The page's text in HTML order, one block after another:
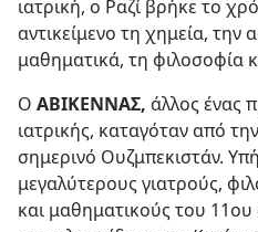
ιατρική, ο Ραζί βρήκε το
αντικείμενο τη χημεία, την
μαθηματικά, τη φιλοσοφία
Ο ΑΒΙΚΕΝΝΑΣ, άλλος ένας
ιατρικής, καταγόταν από
σημερινό Ουζμπεκιστάν.
μεγαλύτερους γιατρούς,
και μαθηματικούς του 11ου